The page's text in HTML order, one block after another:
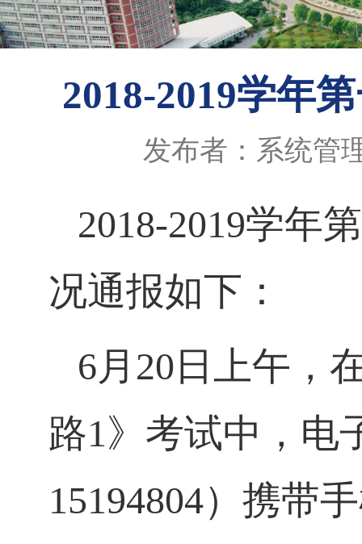
2018-2019学年
发布者：系统管
2018-2019学年
况通报如下：
6月 20 日上午，
路1》考试中，电
15194804）携带